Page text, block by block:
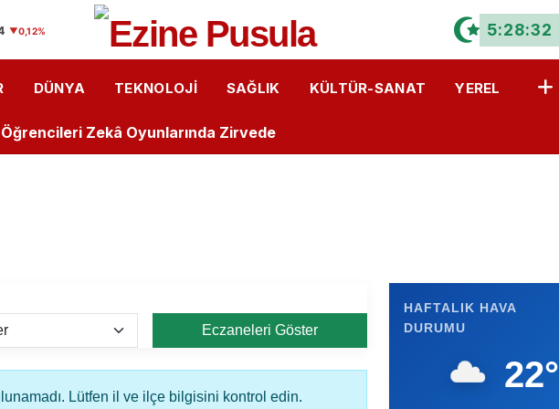
▼0,12% 5:28:32
DÜNYA TEKNOLOJI SAĞLIK KÜLTÜR-SANAT YEREL
Ankara gezisinde
Öğrenciler Lazer Teknolojisini Yakından Tanıdı
Büyük Başarı: İlk Kitaplarını Okurlarıyla Buluşturdular
Zekâ Oyunlarında Zirvede
"Sağlıklı Duruş" Eğitimi Verildi
OSB MYO’da “Çok Gezen mi Bilir, Çok Okuyan mı Bilir?” Münazarası
Eczaneleri Göster
Lütfen il ve ilçe bilgisini kontrol edin.
HAFTALIK HAVA
DURUMU
22°